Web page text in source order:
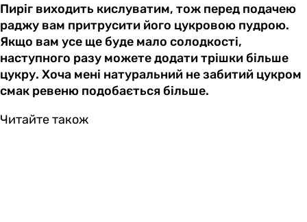
Пиріг виходить кислуватим, тож перед подачею
раджу вам притрусити його цукровою пудрою.
Якщо вам усе ще буде мало солодкості,
наступного разу можете додати трішки більше
цукру. Хоча мені натуральний не забитий цукром
смак ревеню подобається більше.
Читайте також